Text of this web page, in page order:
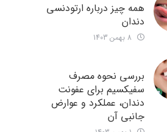
همه چیز درباره ارتودنسی
دندان
بررسی نحوه مصرف
سفیکسیم برای عفونت
دندان، عملکرد و عوارض
جانبی آن